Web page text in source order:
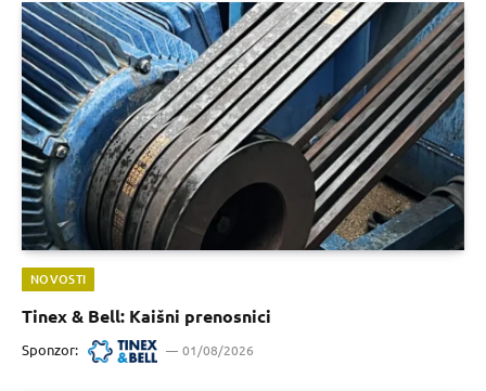
NOVOSTI
Tinex & Bell: Kaišni prenosnici
Sponzor: 01/08/2026